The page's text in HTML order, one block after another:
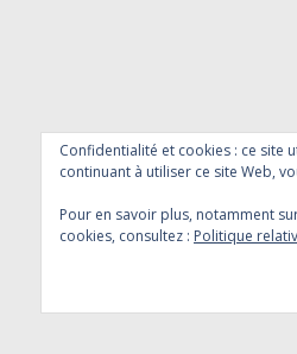
Confidentialité et cookies : ce site
continuant à utiliser ce site Web,
Pour en savoir plus, notamment
cookies, consultez : Politique